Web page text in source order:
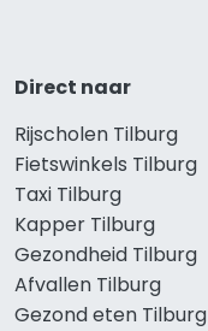
Direct naar
Rijscholen Tilburg
Fietswinkels Tilburg
Taxi Tilburg
Kapper Tilburg
Gezondheid Tilburg
Afvallen Tilburg
Gezond eten Tilburg